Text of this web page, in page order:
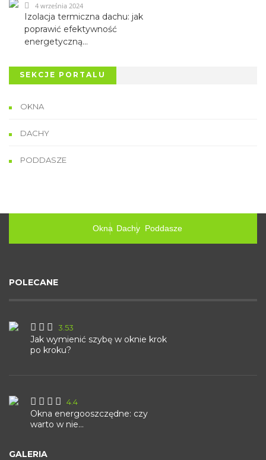
Izolacja termiczna dachu: jak
poprawić efektywność
energetyczną...
4 września 2024
SEKCJE PORTALU
OKNA
DACHY
PODDASZE
Okna Dachy Poddasze
POLECANE
Jak wymienić szybę w oknie krok
po kroku?
3.53
Okna energooszczędne: czy
warto w nie...
4.4
GALERIA